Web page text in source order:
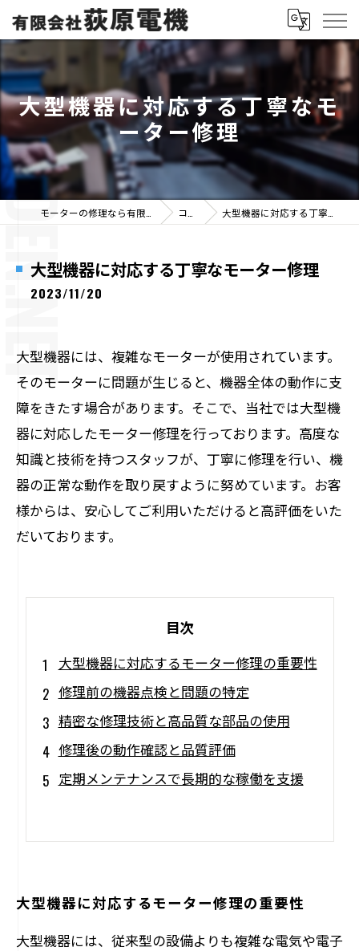
大型機器に対応する丁寧なモ
ーター修理
コラム 大型機器に対応する丁寧なモーター修理
大型機器に対応する丁寧なモーター修理
2023/11/20
大型機器には、複雑なモーターが使用されています。
そのモーターに問題が生じると、機器全体の動作に支
障をきたす場合があります。そこで、当社では大型機
器に対応したモーター修理を行っております。高度な
知識と技術を持つスタッフが、丁寧に修理を行い、機
器の正常な動作を取り戻すように努めています。お客
様からは、安心してご利用いただけると高評価をいた
だいております。
目次
大型機器に対応するモーター修理の重要性
修理前の機器点検と問題の特定
精密な修理技術と高品質な部品の使用
修理後の動作確認と品質評価
定期メンテナンスで長期的な稼働を支援
大型機器に対応するモーター修理の重要性
大型機器には、従来型の設備よりも複雑な電気や電子